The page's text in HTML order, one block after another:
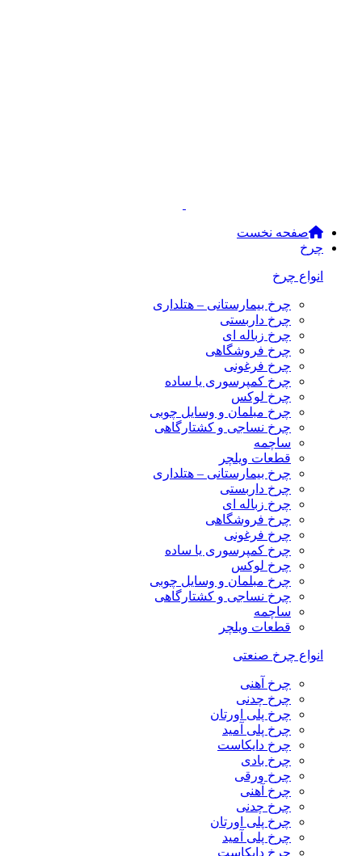
صفحه نخست
چرخ
انواع چرخ
چرخ بیمارستانی – هتلداری
چرخ داربستی
چرخ زباله ای
چرخ فروشگاهی
چرخ فرغونی
چرخ کمپرسوری یا ساده
چرخ لوکس
چرخ مبلمان و وسایل چوبی
چرخ نساجی و کشتارگاهی
ساچمه
قطعات ویلچر
چرخ بیمارستانی – هتلداری
چرخ داربستی
چرخ زباله ای
چرخ فروشگاهی
چرخ فرغونی
چرخ کمپرسوری یا ساده
چرخ لوکس
چرخ مبلمان و وسایل چوبی
چرخ نساجی و کشتارگاهی
ساچمه
قطعات ویلچر
انواع چرخ صنعتی
چرخ آهنی
چرخ چدنی
چرخ پلی اورتان
چرخ پلی آمید
چرخ دایکاست
چرخ بادی
چرخ ورقی
چرخ آهنی
چرخ چدنی
چرخ پلی اورتان
چرخ پلی آمید
چرخ دایکاست